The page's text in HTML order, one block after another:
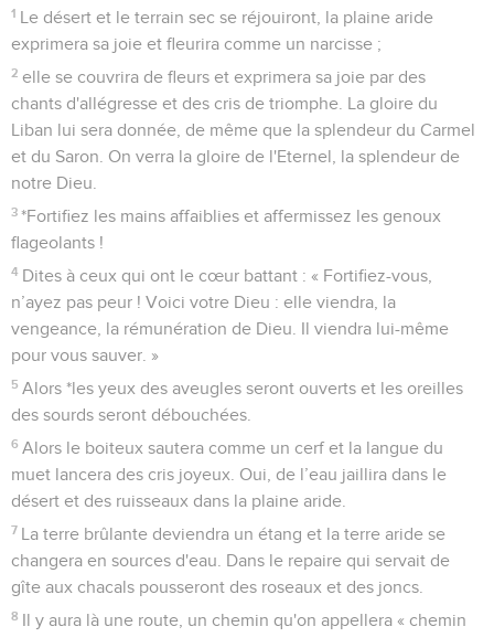
1 Le désert et le terrain sec se réjouiront, la plaine aride
exprimera sa joie et fleurira comme un narcisse ;
2 elle se couvrira de fleurs et exprimera sa joie par des
chants d'allégresse et des cris de triomphe. La gloire du
Liban lui sera donnée, de même que la splendeur du Carmel
et du Saron. On verra la gloire de l'Eternel, la splendeur de
notre Dieu.
3 *Fortifiez les mains affaiblies et affermissez les genoux
flageolants !
4 Dites à ceux qui ont le cœur battant : « Fortifiez-vous,
n’ayez pas peur ! Voici votre Dieu : elle viendra, la
vengeance, la rémunération de Dieu. Il viendra lui-même
pour vous sauver. »
5 Alors *les yeux des aveugles seront ouverts et les oreilles
des sourds seront débouchées.
6 Alors le boiteux sautera comme un cerf et la langue du
muet lancera des cris joyeux. Oui, de l’eau jaillira dans le
désert et des ruisseaux dans la plaine aride.
7 La terre brûlante deviendra un étang et la terre aride se
changera en sources d'eau. Dans le repaire qui servait de
gîte aux chacals pousseront des roseaux et des joncs.
8 Il y aura là une route, un chemin qu'on appellera « chemin